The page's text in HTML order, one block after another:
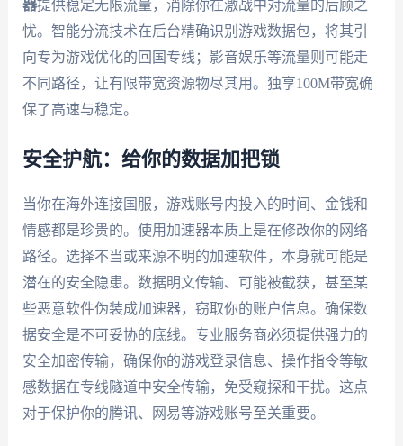
器提供稳定无限流量，消除你在激战中对流量的后顾之
忧。智能分流技术在后台精确识别游戏数据包，将其引
向专为游戏优化的回国专线；影音娱乐等流量则可能走
不同路径，让有限带宽资源物尽其用。独享100M带宽确
保了高速与稳定。
安全护航：给你的数据加把锁
当你在海外连接国服，游戏账号内投入的时间、金钱和
情感都是珍贵的。使用加速器本质上是在修改你的网络
路径。选择不当或来源不明的加速软件，本身就可能是
潜在的安全隐患。数据明文传输、可能被截获，甚至某
些恶意软件伪装成加速器，窃取你的账户信息。确保数
据安全是不可妥协的底线。专业服务商必须提供强力的
安全加密传输，确保你的游戏登录信息、操作指令等敏
感数据在专线隧道中安全传输，免受窥探和干扰。这点
对于保护你的腾讯、网易等游戏账号至关重要。